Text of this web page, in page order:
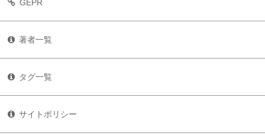
GEPR
著者一覧
タグ一覧
サイトポリシー